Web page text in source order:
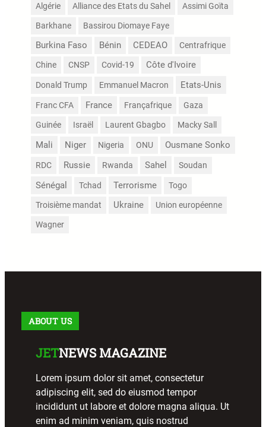
Algérie Alliance des Etats du Sahel Assimi Goïta
Barkhane Bassirou Diomaye Faye
Burkina Faso Bénin CEDEAO Centrafrique
Chine CNSP Covid-19 Côte d'Ivoire
Donald Trump Emmanuel Macron Etats-Unis
Franc CFA France Françafrique Gaza
Guinée Israël Laurent Gbagbo Macky Sall
Mali Niger Nigeria ONU Ousmane Sonko
RDC Russie Rwanda Sahel Soudan
Sénégal Tchad Terrorisme Togo
Troisième mandat Ukraine Union européenne
Wagner
ABOUT US
JETNEWS MAGAZINE
Lorem ipsum dolor sit amet, consectetur
adipiscing elit, sed do eiusmod tempor
incididunt ut labore et dolore magna aliqua. Ut
enim ad minim veniam, quis nostrud